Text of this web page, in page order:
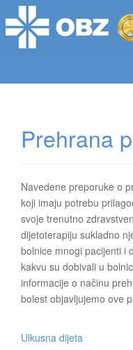
Prehrana
Navedene preporuke o
koji imaju potrebu
svoje trenutno
dijetoterapiju sukladno
bolnice mnogi pacijenti i
kakvu su dobivali u
informacije o načinu
bolest objavljujemo ove
Ulkusna dijeta